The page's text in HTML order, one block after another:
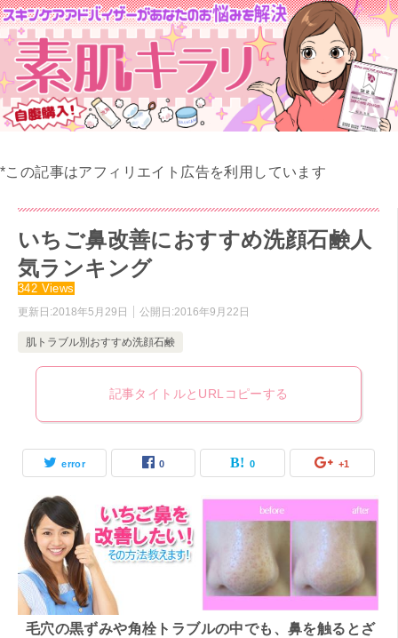
*この記事はアフィリエイト広告を利用しています
いちご鼻改善におすすめ洗顔石鹸人
気ランキング
更新日:2018年5月29日 公開日:2016年9月22日
342 Views
肌トラブル別おすすめ洗顔石鹸
記事タイトルとURLコピーする
error 0 0 +1
毛穴の黒ずみや角栓トラブルの中でも、鼻を触るとざ